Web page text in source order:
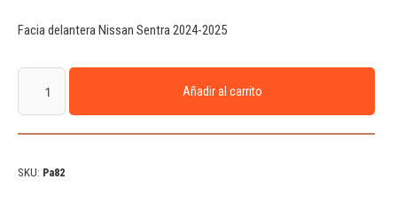
Facia delantera Nissan Sentra 2024-2025
Añadir al carrito
SKU: Pa82